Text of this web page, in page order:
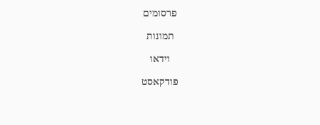
פרסומים
תמונות
וידאו
פודקאסט